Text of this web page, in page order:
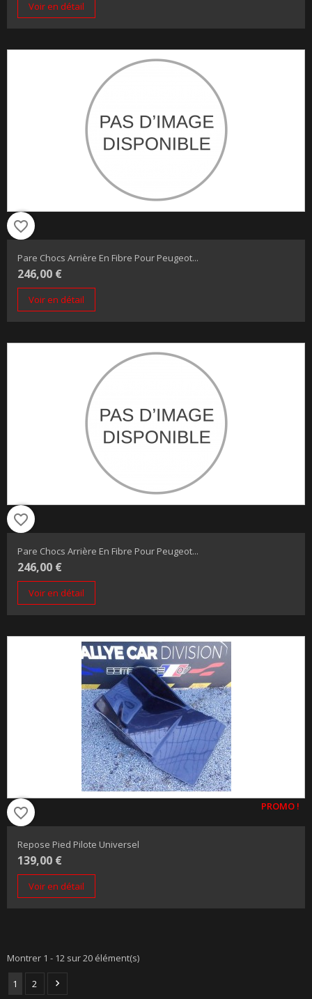
Voir en détail
favorite_border
Pare Chocs Arrière En Fibre Pour Peugeot...
246,00 €
Voir en détail
favorite_border
Pare Chocs Arrière En Fibre Pour Peugeot...
246,00 €
Voir en détail
PROMO !
favorite_border
Repose Pied Pilote Universel
139,00 €
Voir en détail
Montrer 1 - 12 sur 20 élément(s)
1 2 